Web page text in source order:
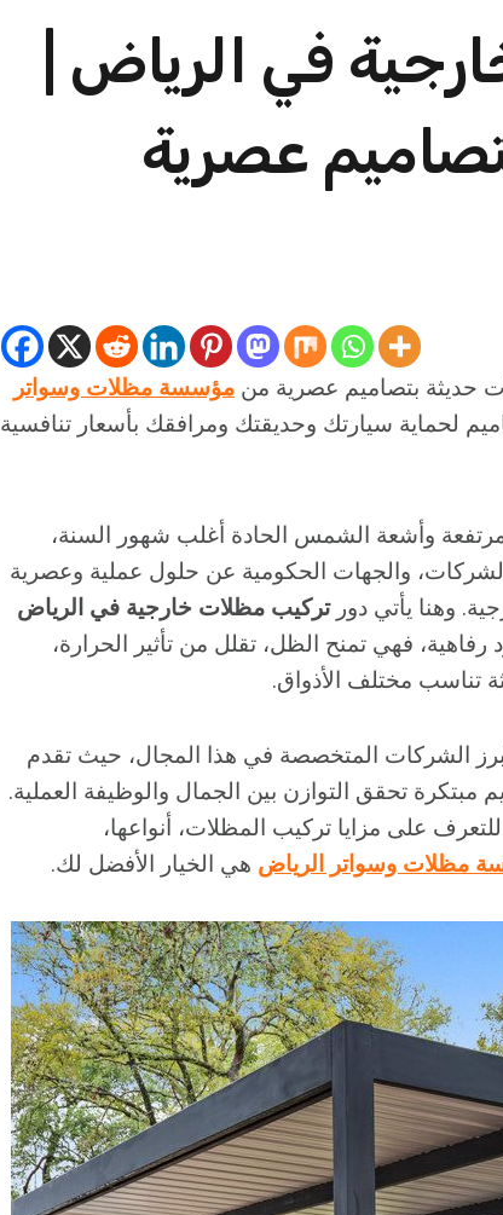
في الرياض |
عصرية
حديثة بتصاميم عصرية من مؤسسة مظلات وسواتر
لحماية سيارتك وحديقتك ومرافقك بأسعار تنافسية
وأشعة الشمس الحادة أغلب شهور السنة،
والجهات الحكومية عن حلول عملية وعصرية
وهنا يأتي دورتركيب مظلات خارجية في الرياض
فهي تمنح الظل، تقلل من تأثير الحرارة،
تناسب مختلف الأذواق.
الشركات المتخصصة في هذا المجال، حيث تقدم
تحقق التوازن بين الجمال والوظيفة العملية.
على مزايا تركيب المظلات، أنواعها،
مظلات وسواتر الرياض هي الخيار الأفضل لك.